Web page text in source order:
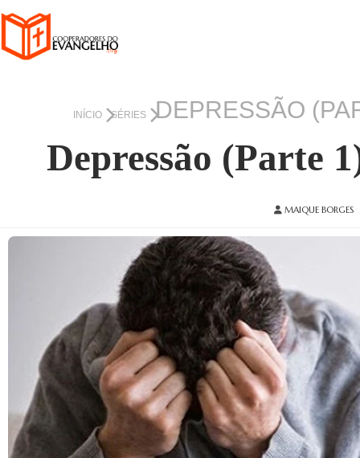
INÍCIO SÉRIES DEPRESSÃO
Depressão (Parte
MAIQUE BORGES